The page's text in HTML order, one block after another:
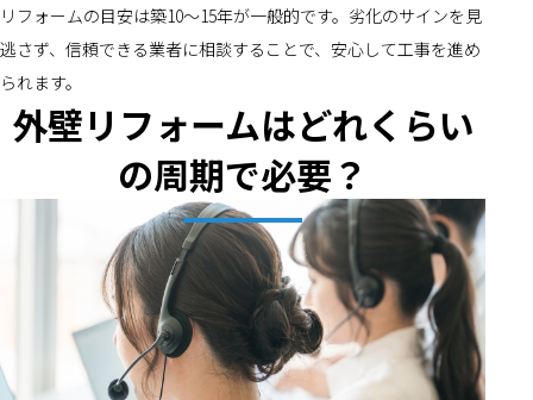
リフォームの目安は築10～15年が一般的です。劣化のサインを見
逃さず、信頼できる業者に相談することで、安心して工事を進め
られます。
外壁リフォームはどれくらい
の周期で必要？